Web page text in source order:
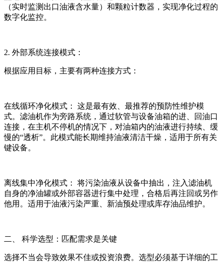
（实时监测出口油液含水量）和颗粒计数器，实现净化过程的
数字化监控。
2. 外部系统连接模式：
根据应用目标，主要有两种连接方式：
在线循环净化模式： 这是最有效、最推荐的预防性维护模
式。滤油机作为旁路系统，通过软管与设备油箱的进、回油口
连接，在主机不停机的情况下，对油箱内的油液进行持续、缓
慢的“透析”。此模式能长期维持油液清洁干燥，适用于所有关
键设备。
离线集中净化模式： 将污染油液从设备中抽出，注入滤油机
自身的净油罐或外部容器进行集中处理，合格后再注回或另作
他用。适用于油液污染严重、新油预处理或库存油品维护。
二、 科学选型：匹配需求是关键
选择不当会导致效果不佳或投资浪费。选型必须基于详细的工